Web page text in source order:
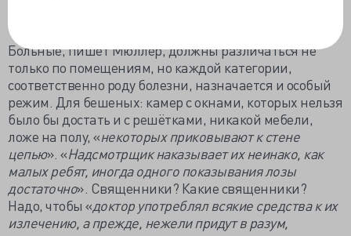
в третьем — эпилептиков
Больные, пишет Мюллер, должны различаться не
только по помещениям, но каждой категории,
соответственно роду болезни, назначается и особый
режим. Для бешеных: камер с окнами, которых нельзя
было бы достать и с решётками, никакой мебели,
ложе на полу, «некоторых приковывают к стене
цепью». «Надсмотрщик наказывает их неинако, как
малых ребят, иногда одного показывания лозы
достаточно». Священники? Какие священники?
Надо, чтобы «доктор употреблял всякие средства к их
излечению, а прежде, нежели придут в разум,